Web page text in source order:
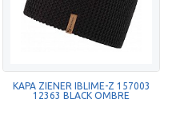
KAPA ZIENER IBLIME-Z 157003
12363 BLACK OMBRE